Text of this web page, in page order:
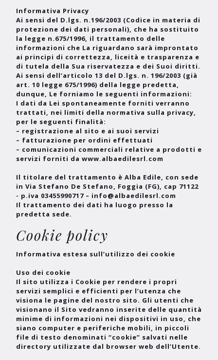
Informativa Privacy
Ai sensi del D.lgs. n.196/2003 (Codice in materia di
protezione dei dati personali), che ha sostituito
la legge n.675/1996, il trattamento delle
informazioni che La riguardano sarà improntato
ai principi di correttezza, liceità e trasparenza e
di tutela della Sua riservatezza e dei Suoi diritti.
Ai sensi dell’articolo 13 del D.lgs. n. 196/2003 (già
art. 10 legge 675/1996) della legge predetta,
dunque, Le forniamo le seguenti informazioni:
I dati da Lei spontaneamente forniti verranno
trattati, nei limiti della normativa sulla privacy,
per le seguenti finalità:
– registrazione al sito e ai suoi servizi
– fatturazione per ordini effettuati
– comunicazioni commerciali relative a prodotti e
servizi forniti da www.albaedilesrl.com
Il titolare del trattamento è Alba Edile, con sede
in Via Stefano De Stefano, Foggia (FG), cap 71122
- p.iva 03455990717 – info@albaedilesrl.com
Il trattamento dei dati ha luogo presso la
predetta sede.
Cookie policy
Informativa estesa sull’utilizzo dei cookie
Uso dei cookie
Il sito utilizza i Cookie per rendere i propri
servizi semplici e efficienti per l’utenza che
visiona le pagine del nostro sito. Gli utenti che
visionano il Sito vedranno inserite delle quantità
minime di informazioni nei dispositivi in uso, che
siano computer e periferiche mobili, in piccoli
file di testo denominati “cookie” salvati nelle
directory utilizzate dal browser web dell’Utente.